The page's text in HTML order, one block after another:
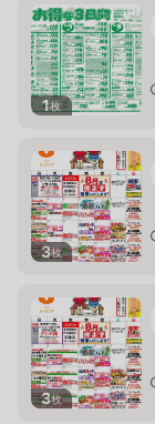
1枚
3枚
3枚